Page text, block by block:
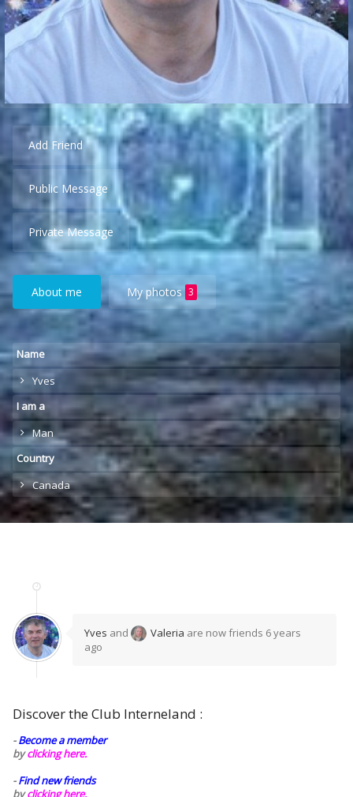
Add Friend
Public Message
Private Message
About me My photos 3
Name
Yves
I am a
Man
Country
Canada
Yves and Valeria are now friends 6 years
ago
Discover the Club Interneland :
-Become a member
byclicking here.
-Find new friends
byclicking here.